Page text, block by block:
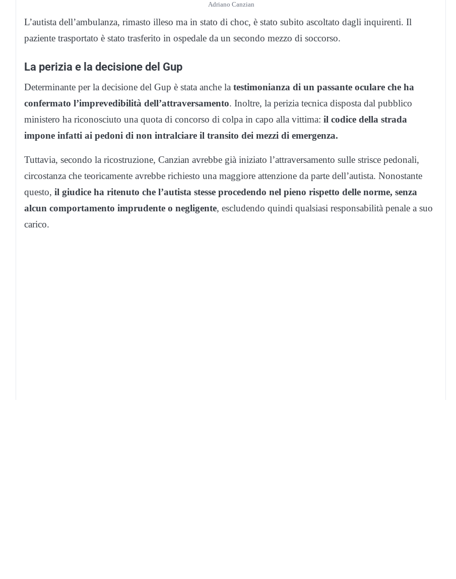
Adriano Canzian
L’autista dell’ambulanza, rimasto illeso ma in stato di choc, è stato subito ascoltato dagli inquirenti. Il
paziente trasportato è stato trasferito in ospedale da un secondo mezzo di soccorso.
La perizia e la decisione del Gup
Determinante per la decisione del Gup è stata anche la testimonianza di un passante oculare che ha
confermato l’imprevedibilità dell’attraversamento. Inoltre, la perizia tecnica disposta dal pubblico
ministero ha riconosciuto una quota di concorso di colpa in capo alla vittima: il codice della strada
impone infatti ai pedoni di non intralciare il transito dei mezzi di emergenza.
Tuttavia, secondo la ricostruzione, Canzian avrebbe già iniziato l’attraversamento sulle strisce pedonali,
circostanza che teoricamente avrebbe richiesto una maggiore attenzione da parte dell’autista. Nonostante
questo, il giudice ha ritenuto che l’autista stesse procedendo nel pieno rispetto delle norme, senza
alcun comportamento imprudente o negligente, escludendo quindi qualsiasi responsabilità penale a suo
carico.